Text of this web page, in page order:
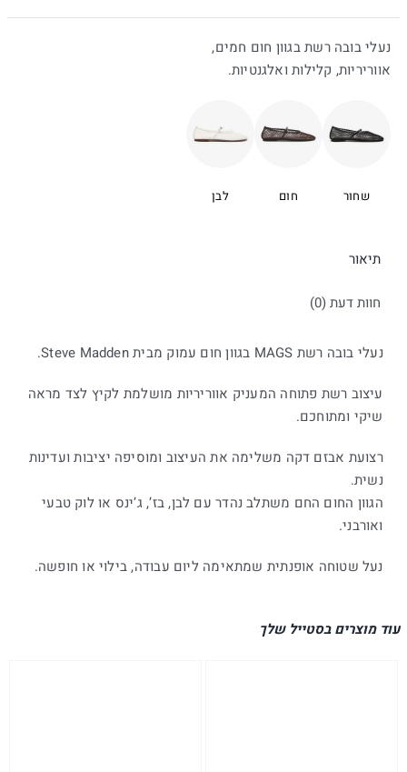
|
סטיבנעלי בובה רשת בגוון חום חמים,
אווריריות, קלילות ואלגנטיות.
שחור חום לבן
תיאור
חוות דעת (0)
נעלי בובה רשת MAGS בגוון חום עמוק מבית Steve Madden.
עיצוב רשת פתוחה המעניק אווריריות מושלמת לקיץ לצד מראה
שיקי ומתוחכם.
רצועת אבזם דקה משלימה את העיצוב ומוסיפה יציבות ועדינות
נשית.
הגוון החום החם משתלב נהדר עם לבן, בז’, ג’ינס או לוק טבעי
ואורבני.
נעל שטוחה אופנתית שמתאימה ליום עבודה, בילוי או חופשה.
עוד מוצרים בסטייל שלך